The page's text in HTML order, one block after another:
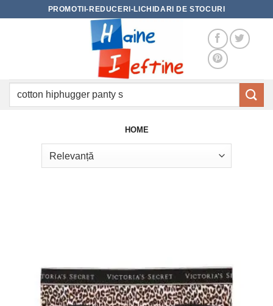
PROMOTII-REDUCERI-LICHIDARI DE STOCURI
Caută
HOME